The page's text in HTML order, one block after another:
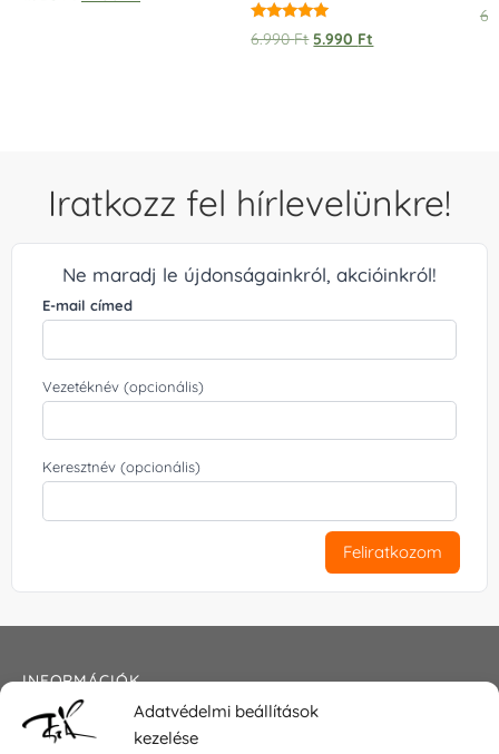
Adatvédelmi beállítások
kezelése
Értékelés:
5.00
6.990Ft 5.990 Ft
Iratkozz fel hírlevelünkre!
Ne maradj le újdonságainkról, akcióinkról!
E-mail címed
Vezetéknév (opcionális)
Keresztnév (opcionális)
Feliratkozom
INFORMÁCIÓK
Általános szerződési feltételek